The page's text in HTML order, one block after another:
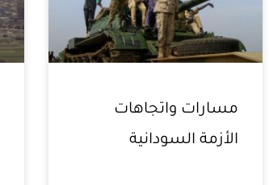
مسارات واتجاهات
الأزمة السودانية